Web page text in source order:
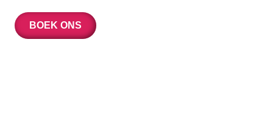
BOEK ONS